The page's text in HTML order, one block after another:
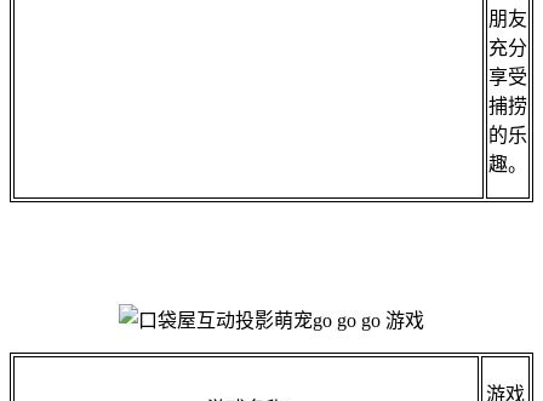
朋友
充分
享受
捕捞
的乐
趣。
游戏